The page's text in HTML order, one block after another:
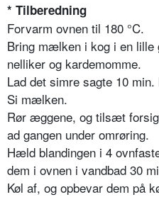
* Tilberedning
Forvarm ovnen til 180 °C.
Bring mælken i kog i en lille
nelliker og kardemomme.
Lad det simre sagte 10 min.
Si mælken.
Rør æggene, og tilsæt
ad gangen under omrøring.
Hæld blandingen i 4
dem i ovnen i vandbad 30
Køl af, og opbevar dem på